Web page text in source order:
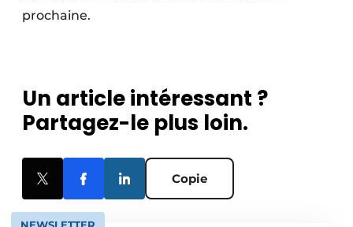
prochaine.
Un article intéressant ?
Partagez-le plus loin.
Copie
NEWSLETTER